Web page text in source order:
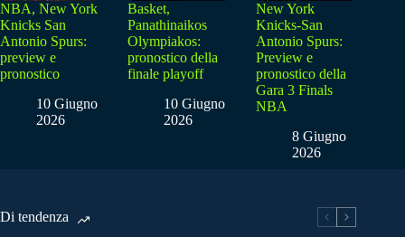
NBA, New York
Knicks San
Antonio Spurs:
preview e
pronostico
10 Giugno
2026
Basket,
Panathinaikos
Olympiakos:
pronostico della
finale playoff
10 Giugno
2026
New York
Knicks-San
Antonio Spurs:
Preview e
pronostico della
Gara 3 Finals
NBA
8 Giugno
2026
Di tendenza